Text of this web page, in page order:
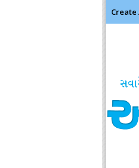
Create